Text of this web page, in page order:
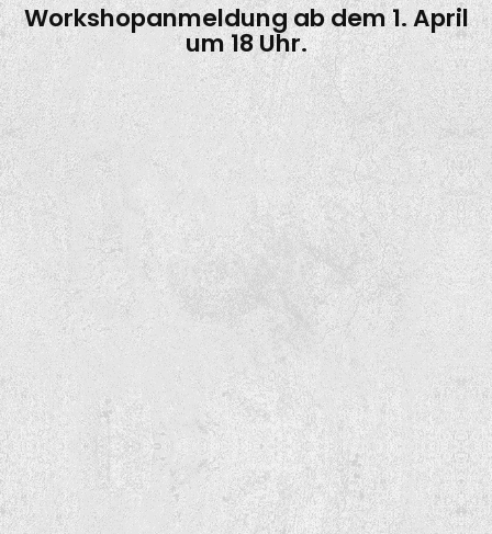
Workshopanmeldung ab dem 1. April
um 18 Uhr.